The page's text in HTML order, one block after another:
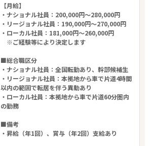
【月給】
・ナショナル社員：200,000円～280,000円
・リージョナル社員：190,000円～270,000円
・ローカル社員：181,000円～260,000円
※ご経験等により決定します
■総合職区分
・ナショナル社員：全国転勤あり、幹部候補生
・リージョナル社員：本拠地から車で片道4時間
以内の範囲で転居を伴う異動あり
・ローカル社員：本拠地から車で片道60分圏内
の勤務
■備考
・昇給（年1回）、賞与（年2回）支給あり